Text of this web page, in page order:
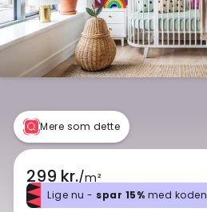
Mere som dette
299 kr./m²
Lige nu - spar 15% med koden